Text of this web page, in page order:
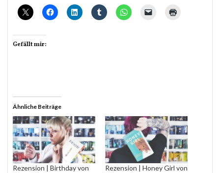
Gefällt mir:
Ähnliche Beiträge
Rezension | Birthday von
Rezension | Honey Girl von